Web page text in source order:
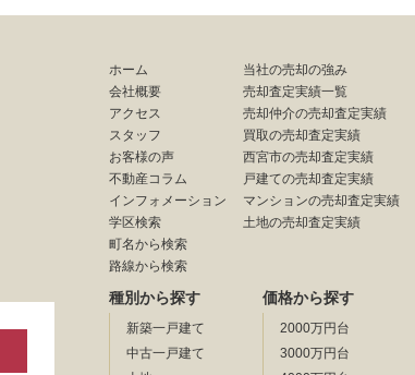
ホーム
会社概要
アクセス
スタッフ
お客様の声
不動産コラム
インフォメーション
学区検索
町名から検索
路線から検索
当社の売却の強み
売却査定実績一覧
売却仲介の売却査定実績
買取の売却査定実績
西宮市の売却査定実績
戸建ての売却査定実績
マンションの売却査定実績
土地の売却査定実績
種別から探す
新築一戸建て
中古一戸建て
価格から探す
2000万円台
3000万円台